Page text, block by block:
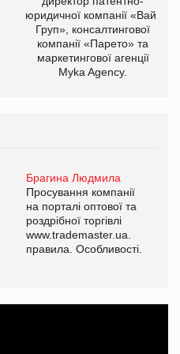
юридичної компанії «Вайз
Груп», консалтингової
компанії «Парето» та
маркетингової агенції
Myka Agency.
Брагина Людмила
Просування компанії
на порталі оптової та
роздрібної торгівлі
www.trademaster.ua.
правила. Особливості.